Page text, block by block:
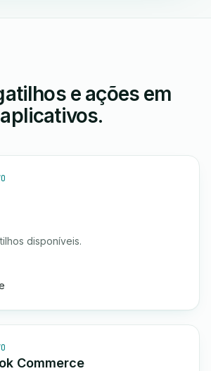
e ações em
disponíveis.
Commerce